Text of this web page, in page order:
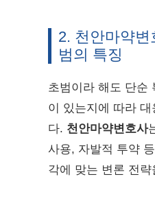
2. 천안마약
범의 특징
초범이라 해도 단순
이 있는지에 따라
다. 천안마약변호사
사용, 자발적 투약
각에 맞는 변론 전